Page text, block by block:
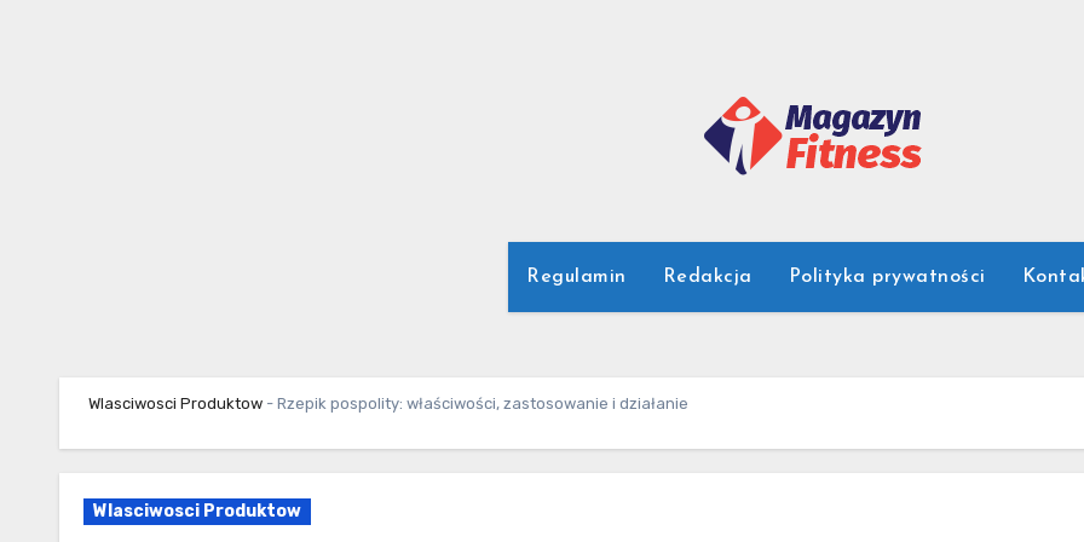
Regulamin Redakcja Polityka prywatności
Wlasciwosci Produktow - Rzepik pospolity: właściwości, zastosowanie i działanie
Wlasciwosci Produktow